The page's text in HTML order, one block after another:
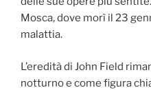
Mosca, dove morì il 23
malattia.
L’eredità di John Field
notturno e come figura